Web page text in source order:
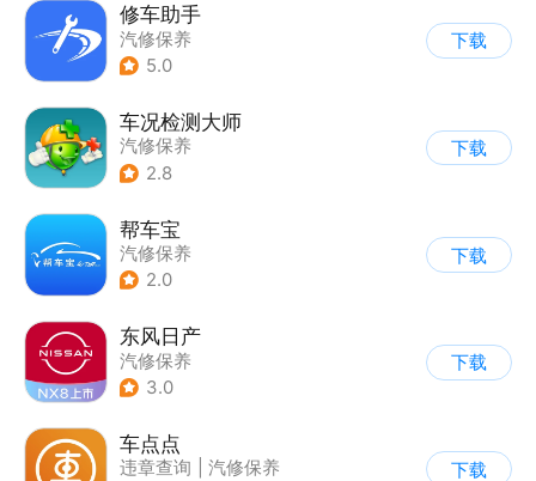
修车助手
汽修保养
5.0
下载
车况检测大师
汽修保养
2.8
下载
帮车宝
汽修保养
2.0
下载
东风日产
汽修保养
3.0
下载
车点点
违章查询
汽修保养
下载